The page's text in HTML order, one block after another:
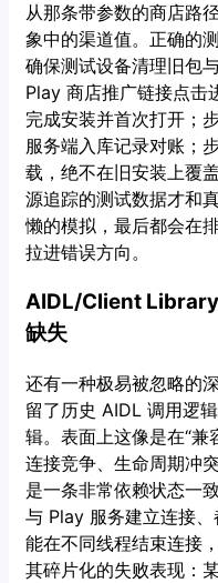
从那条带参数的商店路
象中的渠道值。正确的
确保测试设备清理旧包
Play 商店推广链接点击
完成安装并首次打开；
服务端入库记录对账；
载，绝不在旧安装上覆
源追踪的测试数据才和
懒的模拟，最后都会在
拉进错误方向。
AIDL/Client Library
缺失
还有一种极易被忽略的
留了历史 AIDL 调用逻
辑。表面上这像是在“兼
连接竞争、生命周期冲
是一条非常依赖状态一
与 Play 服务建立连接
能在不同线程结束连接
其碎片化的失败表现：